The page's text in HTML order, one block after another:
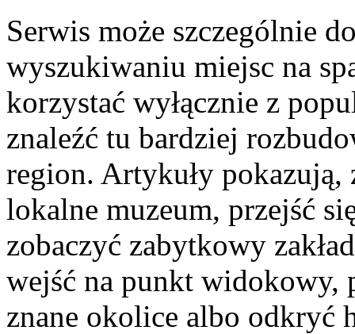
Serwis może szczególnie
wyszukiwaniu miejsc na
korzystać wyłącznie z
znaleźć tu bardziej
region. Artykuły pokazują,
lokalne muzeum, przejść
zobaczyć zabytkowy
wejść na punkt widokowy,
znane okolice albo odkryć